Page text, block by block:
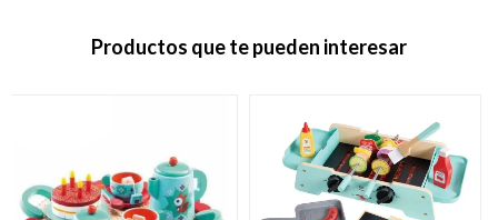
Productos que te pueden interesar